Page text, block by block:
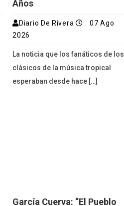
Años
Diario De Rivera
07 Ago
2026
La noticia que los fanáticos de los
clásicos de la música tropical
esperaban desde hace […]
García Cuerva: “El Pueblo